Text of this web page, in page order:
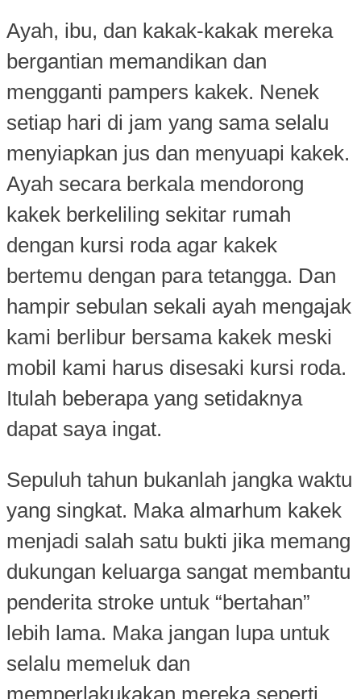
Ayah, ibu, dan kakak-kakak mereka
bergantian memandikan dan
mengganti pampers kakek. Nenek
setiap hari di jam yang sama selalu
menyiapkan jus dan menyuapi kakek.
Ayah secara berkala mendorong
kakek berkeliling sekitar rumah
dengan kursi roda agar kakek
bertemu dengan para tetangga. Dan
hampir sebulan sekali ayah mengajak
kami berlibur bersama kakek meski
mobil kami harus disesaki kursi roda.
Itulah beberapa yang setidaknya
dapat saya ingat.
Sepuluh tahun bukanlah jangka waktu
yang singkat. Maka almarhum kakek
menjadi salah satu bukti jika memang
dukungan keluarga sangat membantu
penderita stroke untuk “bertahan”
lebih lama. Maka jangan lupa untuk
selalu memeluk dan
memperlakukakan mereka seperti